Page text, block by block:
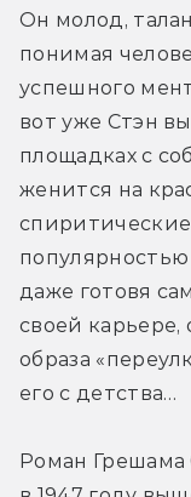
Он молод,
понимая
успешного
вот уже Стэн
площадках с
женится на
даже готовя
своей карьере,
образа
его с детства…
Роман